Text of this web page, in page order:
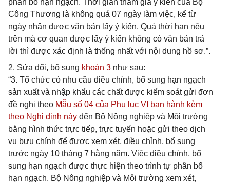
phân bổ hạn ngạch. Thời gian tham gia ý kiến của Bộ
Công Thương là không quá 07 ngày làm việc, kể từ
ngày nhận được văn bản lấy ý kiến. Quá thời hạn nêu
trên mà cơ quan được lấy ý kiến không có văn bản trả
lời thì được xác định là thống nhất với nội dung hồ sơ.”.
2. Sửa đổi, bổ sung khoản 3 như sau:
“3. Tổ chức có nhu cầu điều chỉnh, bổ sung hạn ngạch
sản xuất và nhập khẩu các chất được kiểm soát gửi đơn
đề nghị theo Mẫu số 04 của Phụ lục VI ban hành kèm
theo Nghị định này đến Bộ Nông nghiệp và Môi trường
bằng hình thức trực tiếp, trực tuyến hoặc gửi theo dịch
vụ bưu chính để được xem xét, điều chỉnh, bổ sung
trước ngày 10 tháng 7 hằng năm. Việc điều chỉnh, bổ
sung hạn ngạch được thực hiện theo trình tự phân bổ
hạn ngạch. Bộ Nông nghiệp và Môi trường xem xét,